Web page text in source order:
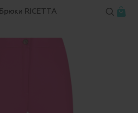
Брюки RICETTA